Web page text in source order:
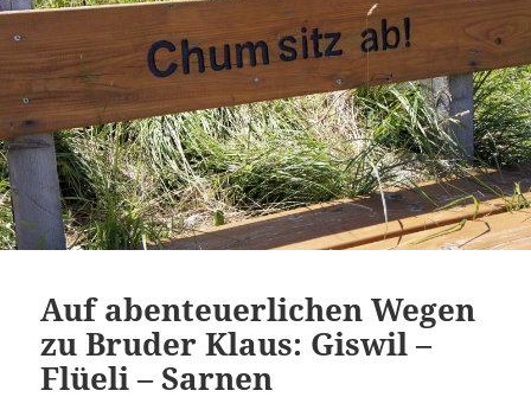
Auf abenteuerlichen Wegen
zu Bruder Klaus: Giswil –
Flüeli – Sarnen